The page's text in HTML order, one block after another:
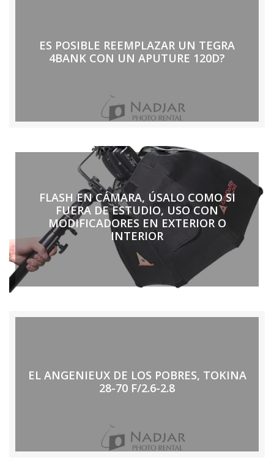
ES POSIBLE REEMPLAZAR UN TEGRA
4BANK CON UN APUTURE 120D?
FLASH EN CÁMARA, ÚSALO COMO SI
FUERA DE ESTUDIO, USO CON
MODIFICADORES EN EXTERIOR O
INTERIOR
EL ANGENIEUX DE LOS POBRES, TOKINA
28-70 F/2.6-2.8